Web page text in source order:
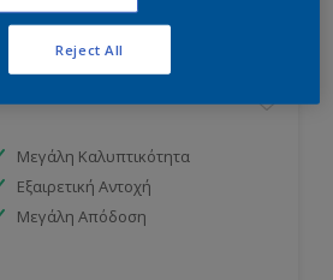
Μεγάλη Καλυπτικότητα
Εξαιρετική Αντοχή
Μεγάλη Απόδοση
Reject All